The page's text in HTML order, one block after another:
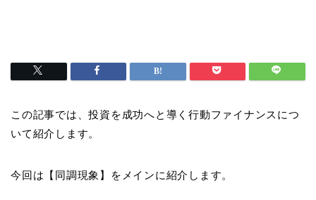
この記事では、投資を成功へと導く行動ファイナンスにつ
いて紹介します。
今回は【同調現象】をメインに紹介します。